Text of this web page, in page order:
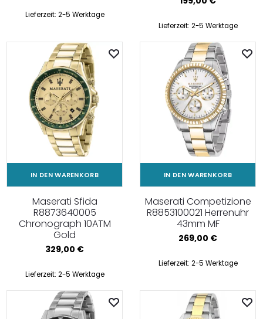
Lieferzeit: 2-5 Werktage
Lieferzeit: 2-5 Werktage
IN DEN WARENKORB
Maserati Sfida
R8873640005
Chronograph 10ATM
Gold
329,00 €
Lieferzeit: 2-5 Werktage
IN DEN WARENKORB
Maserati Competizione
R8853100021 Herrenuhr
43mm MF
269,00 €
Lieferzeit: 2-5 Werktage